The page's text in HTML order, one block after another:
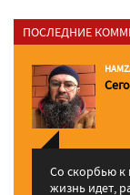
ПОСЛЕДНИЕ
Со скорбью к
жизнь идет,